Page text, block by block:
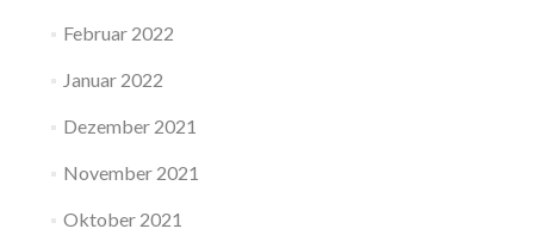
Februar 2022
Januar 2022
Dezember 2021
November 2021
Oktober 2021